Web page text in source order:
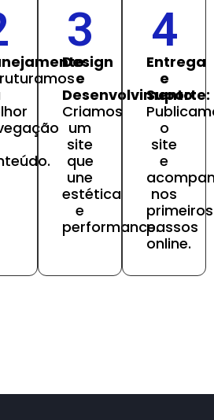
3
Design
e
Desenvolvimento:
Criamos
um
site
que
une
estética
e
performance.
4
Entrega
e
Suporte:
o
site
e
nos
primeiros
passos
online.